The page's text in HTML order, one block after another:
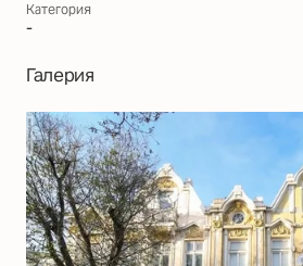
Категория
-
Галерия